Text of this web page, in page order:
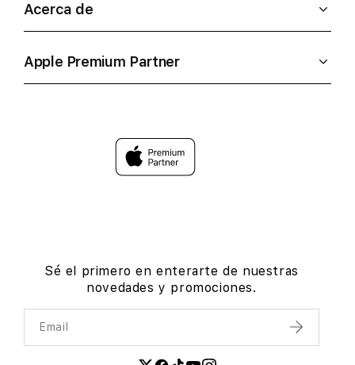
Acerca de
Apple Premium Partner
Sé el primero en enterarte de nuestras
novedades y promociones.
Email